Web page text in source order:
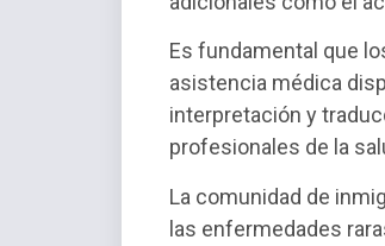
Es fundamental que
asistencia médica
interpretación y
profesionales de la
La comunidad de
las enfermedades